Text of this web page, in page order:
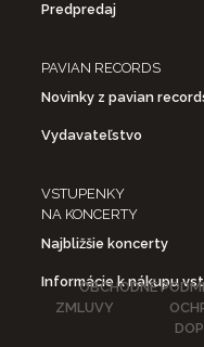
Predpredaj
PAVIAN RECORDS
Novinky z pavian
Vydavateľstvo
VSTUPENKY
NA KONCERTY
Najbližšie koncerty
Informácie k nákupu
OBCHODNÉ
ZMLUVY